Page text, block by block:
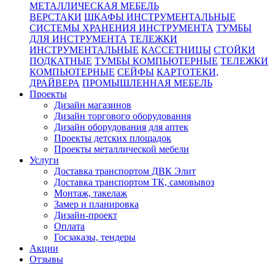
МЕТАЛЛИЧЕСКАЯ МЕБЕЛЬ
ВЕРСТАКИ ШКАФЫ ИНСТРУМЕНТАЛЬНЫЕ
СИСТЕМЫ ХРАНЕНИЯ ИНСТРУМЕНТА ТУМБЫ
ДЛЯ ИНСТРУМЕНТА ТЕЛЕЖКИ
ИНСТРУМЕНТАЛЬНЫЕ КАССЕТНИЦЫ СТОЙКИ
ПОДКАТНЫЕ ТУМБЫ КОМПЬЮТЕРНЫЕ ТЕЛЕЖКИ
КОМПЬЮТЕРНЫЕ СЕЙФЫ КАРТОТЕКИ,
ДРАЙВЕРА ПРОМЫШЛЕННАЯ МЕБЕЛЬ
Проекты
Дизайн магазинов
Дизайн торгового оборудования
Дизайн оборудования для аптек
Проекты детских площадок
Проекты металлической мебели
Услуги
Доставка транспортом ДВК Элит
Доставка транспортом ТК, самовывоз
Монтаж, такелаж
Замер и планировка
Дизайн-проект
Оплата
Госзаказы, тендеры
Акции
Отзывы